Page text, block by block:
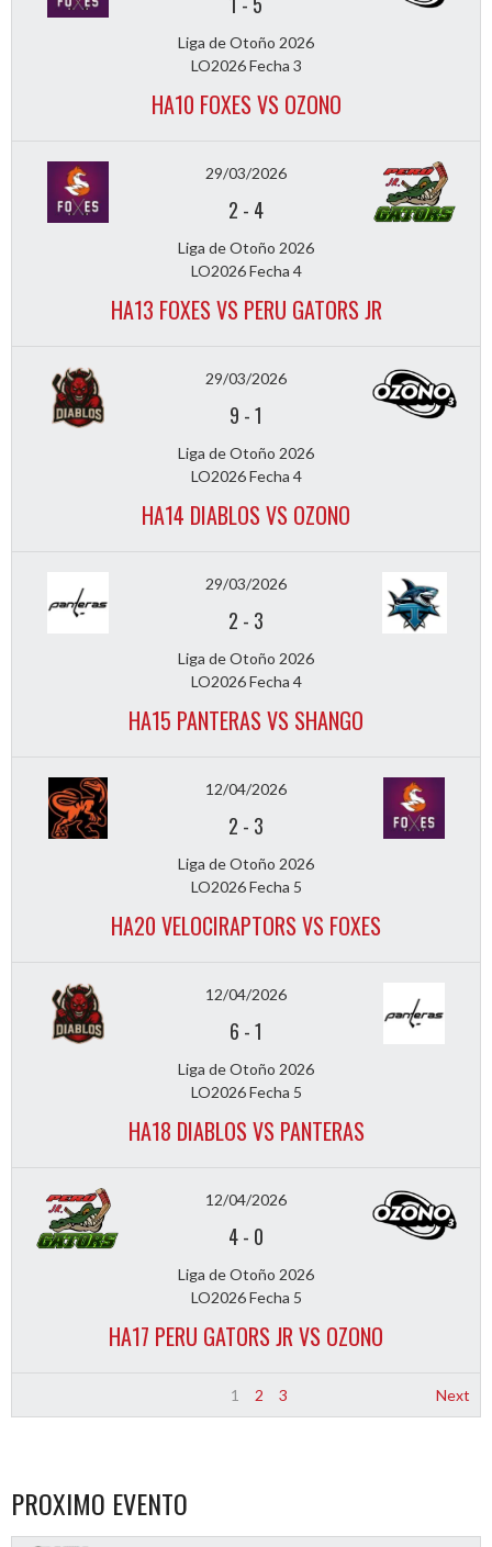
Liga de Otoño 2026
LO2026 Fecha 3
HA10 FOXES VS OZONO
29/03/2026
2 - 4
Liga de Otoño 2026
LO2026 Fecha 4
HA13 FOXES VS PERU GATORS JR
29/03/2026
9 -1
Liga de Otoño 2026
LO2026 Fecha 4
HA14 DIABLOS VS OZONO
29/03/2026
2 - 3
Liga de Otoño 2026
LO2026 Fecha 4
HA15 PANTERAS VS SHANGO
12/04/2026
2 - 3
Liga de Otoño 2026
LO2026 Fecha 5
HA20 VELOCIRAPTORS VS FOXES
12/04/2026
6 -1
Liga de Otoño 2026
LO2026 Fecha 5
HA18 DIABLOS VS PANTERAS
12/04/2026
4- 0
Liga de Otoño 2026
LO2026 Fecha 5
HA17 PERU GATORS JR VS OZONO
1 2 3 Next
PROXIMO EVENTO